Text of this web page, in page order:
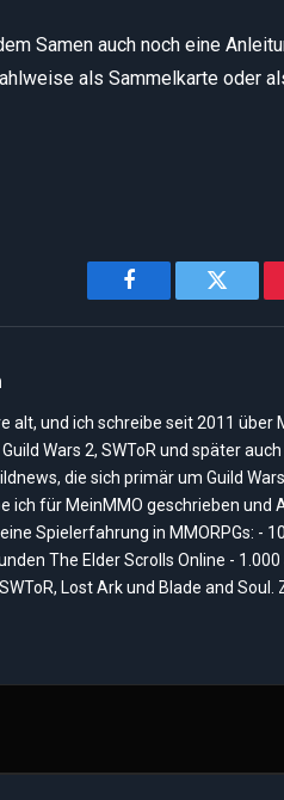
Samen auch noch eine
als Sammelkarte oder
Facebook Twitter
alt, und ich schreibe seit 2011 über
Wars 2, SWToR und später
die sich primär um Guild
ich für MeinMMO geschrieben und
Spielerfahrung in MMORPGs: -
The Elder Scrolls Online -
Lost Ark und Blade and